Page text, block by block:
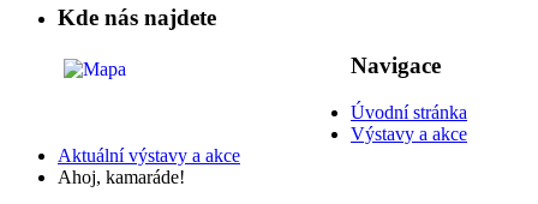
Kde nás najdete
Navigace
Úvodní stránka
Výstavy a akce
Aktuální výstavy a akce
Ahoj, kamaráde!